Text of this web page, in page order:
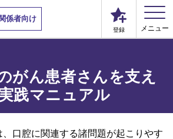
係者向け
登録 メニュー
がん患者さんを支え
践マニュアル
口腔に関連する諸問題が起こりやす